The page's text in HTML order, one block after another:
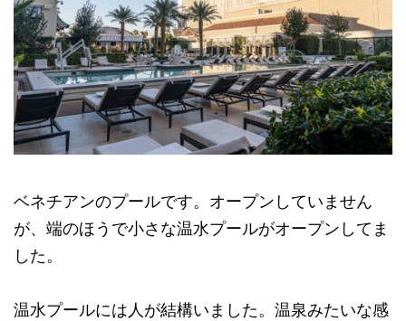
ベネチアンのプールです。オープンしていません
が、端のほうで小さな温水プールがオープンしてま
した。
温水プールには人が結構いました。温泉みたいな感